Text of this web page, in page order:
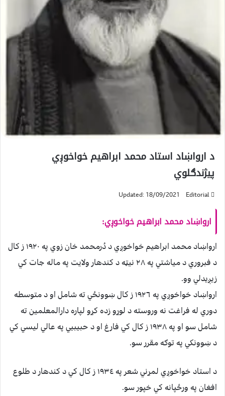
د ارواښاد استاد محمد ابراهيم خواخوږي
پيژندګلوي
Editorial
Updated: 18/09/2021
ارواښاد محمد ابراهيم خواخوږي:
ارواښاد محمد ابراهيم خواخوږي د دُرمحمد خان زوي په ١٩٢٠ ز کال
د فبروري د مياشتي په ٢٨ نيټه د کندهار ولايت په ماله جات کي
زيږيدلي وو.
ارواښاد خواخوږي په ١٩٢٦ ز کال ښوونځي ته شامل او د متوسطه
دوري له فراغت نه وروسته د لوړو زده کړو لپاره دارالمعلمين ته
شامل سو او په ١٩٣٨ ز کال کي فارغ او د حبيبيي په عالي ليسي کي
د ښوونکي په توګه مقرر سو.
د استاد خواخوږي لمړني شعر په ١٩٣٤ ز کال کي د کندهار د طلوع
افغان په ورځپانه کي خپور سو.